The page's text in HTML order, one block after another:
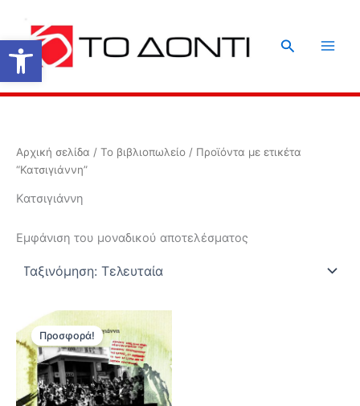
Ανοίξτε τη γραμμή εργαλείων
περιεχόμενο
Αναζήτηση
Αρχική σελίδα / Το βιβλιοπωλείο / Προϊόντα με ετικέτα
“Κατσιγιάννη”
Κατσιγιάννη
Εμφάνιση του μοναδικού αποτελέσματος
Προσφορά!